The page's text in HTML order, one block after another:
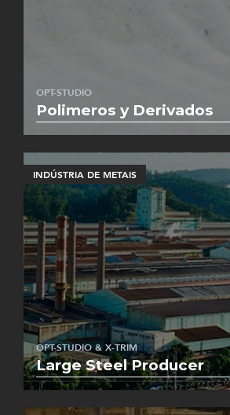
OPT-STUDIO
Polimeros y Derivados
INDÚSTRIA DE METAIS
OPT-STUDIO & X-TRIM
Large Steel Producer